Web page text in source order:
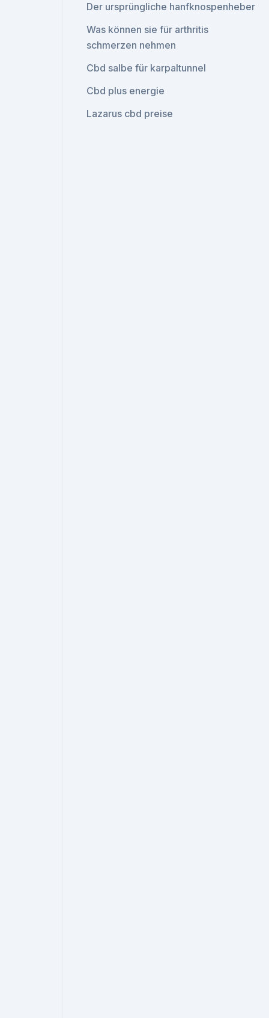
Der ursprüngliche hanfknospenheber
Was können sie für arthritis
schmerzen nehmen
Cbd salbe für karpaltunnel
Cbd plus energie
Lazarus cbd preise